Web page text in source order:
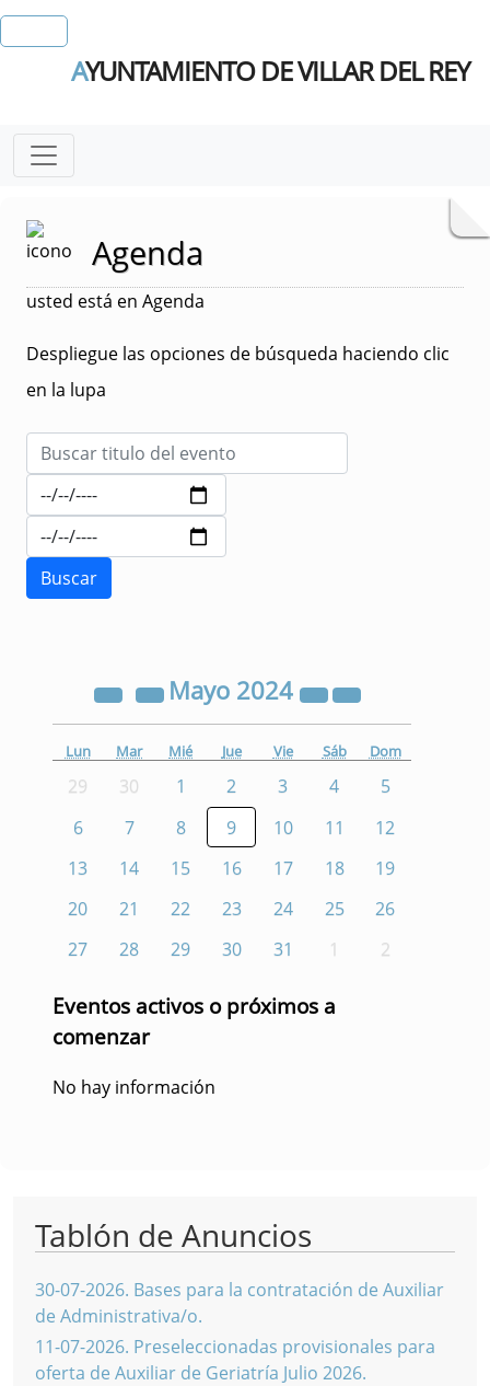
AYUNTAMIENTO DE VILLAR DEL REY
Agenda
usted está en Agenda
Despliegue las opciones de búsqueda haciendo clic
en la lupa
Mayo 2024
Lun Mar Mié Jue Vie Sáb Dom
29 30 1 2 3 4
5
6
7 8 9 10 11
12
13
14 15 16 17 18
19
20
21 22 23 24 25
26
27
28 29 30 31 1 2
Eventos activos o próximos a
comenzar
No hay información
Tablón de Anuncios
30-07-2026. Bases para la contratación de Auxiliar
de Administrativa/o.
11-07-2026. Preseleccionadas provisionales para
oferta de Auxiliar de Geriatría Julio 2026.